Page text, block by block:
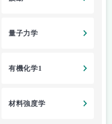
量子力学
有機化学1
材料強度学